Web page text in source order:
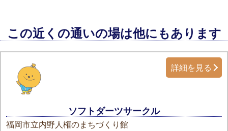
この近くの通いの場は他にもあります
ソフトダーツサークル
福岡市立内野人権のまちづくり館
詳細を見る